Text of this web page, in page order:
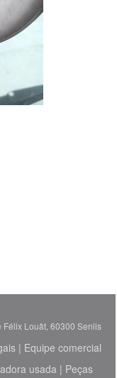
Félix Louât, 60300 Senlis
| Equipe comercial
usada| Peças